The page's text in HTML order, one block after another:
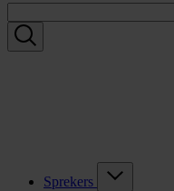
Sprekers